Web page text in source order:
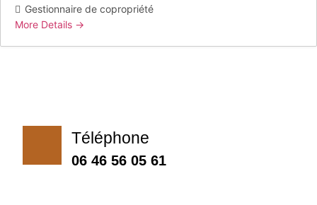
Gestionnaire de copropriété
More Details
Téléphone
06 46 56 05 61